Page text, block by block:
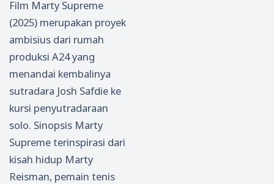
Film Marty Supreme
(2025) merupakan proyek
ambisius dari rumah
produksi A24 yang
menandai kembalinya
sutradara Josh Safdie ke
kursi penyutradaraan
solo. Sinopsis Marty
Supreme terinspirasi dari
kisah hidup Marty
Reisman, pemain tenis